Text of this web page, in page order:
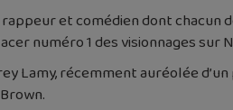
et comédien dont chacun
numéro 1 des visionnages sur
Lamy, récemment auréolée